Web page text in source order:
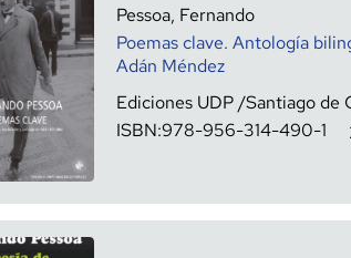
Pessoa, Fernando
Poemas clave. Antología
Adán Méndez
Ediciones UDP Santiago de
ISBN:978-956-314-490-1